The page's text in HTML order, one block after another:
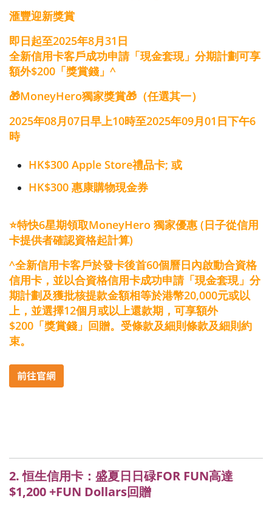
滙豐迎新獎賞
即日起至2025年8月31日
全新信用卡客戶成功申請「現金套現」分期計劃可享
額外$200「獎賞錢」^
🎁MoneyHero獨家獎賞🎁（任選其一）
2025年08月07日早上10時至2025年09月01日下午6
時
HK$300 Apple Store禮品卡; 或​
HK$300 惠康購物現金券
⭐特快6星期領取MoneyHero 獨家優惠 (日子從信用
卡提供者確認資格起計算)
^全新信用卡客戶於發卡後首60個曆日內啟動合資格
信用卡，並以合資格信用卡成功申請「現金套現」分
期計劃及獲批核提款金額相等於港幣20,000元或以
上，並選擇12個月或以上還款期，可享額外
$200「獎賞錢」回贈。受條款及細則條款及細則約
束。
2. 恒生信用卡：盛夏日日碌FOR FUN高達
$1,200 +FUN Dollars回贈